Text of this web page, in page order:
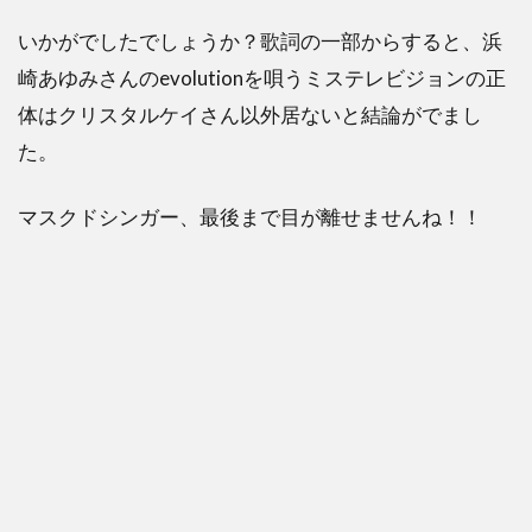
いかがでしたでしょうか？歌詞の一部からすると、浜
崎あゆみさんのevolutionを唄うミステレビジョンの正
体はクリスタルケイさん以外居ないと結論がでまし
た。
マスクドシンガー、最後まで目が離せませんね！！